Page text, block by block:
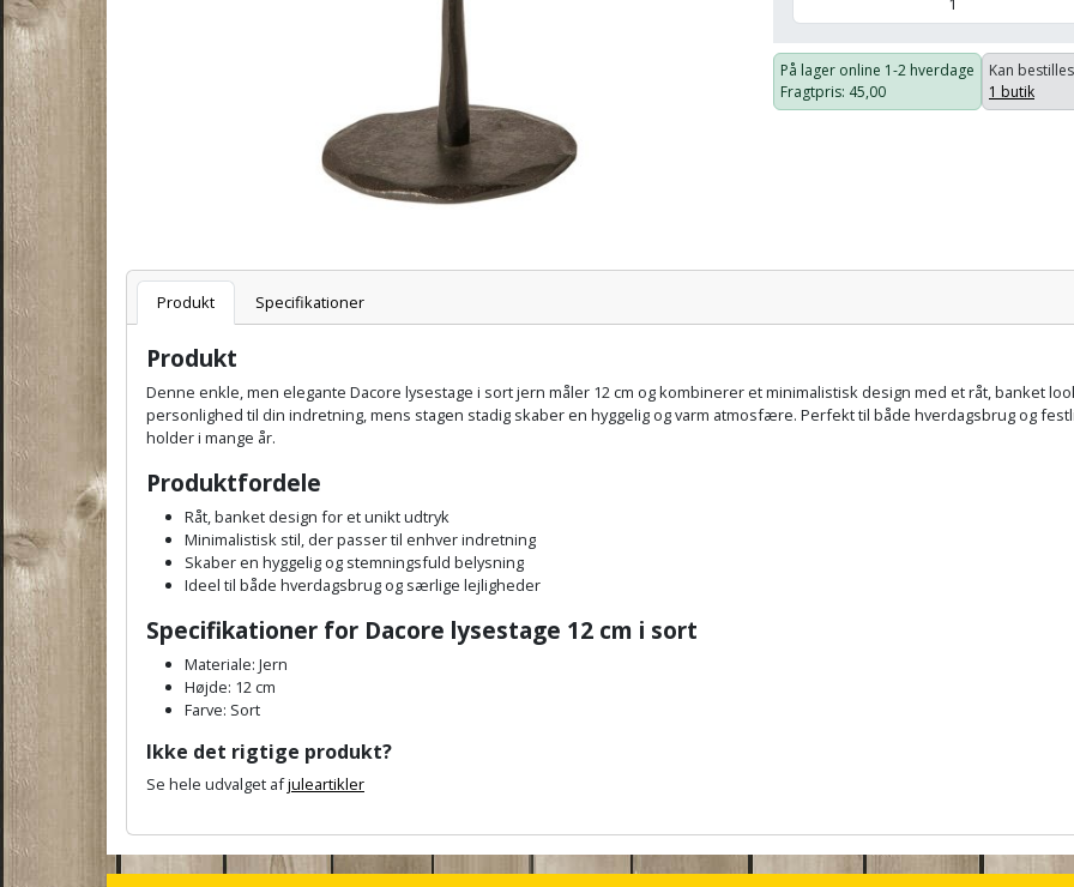
På lager online 1-2 hverdage
Fragtpris: 45,00
Kan
1 butik
Varenummer
Pris:
Produkt
Specifikationer
Produkt
Denne enkle, men elegante Dacore lysestage i sort jern måler 12 cm og kombinerer et minimalistisk design med et råt, banket
personlighed til din indretning, mens stagen stadig skaber en hyggelig og varm atmosfære. Perfekt til både hverdagsbrug og
holder i mange år.
Produktfordele
Råt, banket design for et unikt udtryk
Minimalistisk stil, der passer til enhver indretning
Skaber en hyggelig og stemningsfuld belysning
Ideel til både hverdagsbrug og særlige lejligheder
Specifikationer for Dacore lysestage 12 cm i sort
Materiale: Jern
Højde: 12 cm
Farve: Sort
Ikke det rigtige produkt?
Se hele udvalget afjuleartikler
c